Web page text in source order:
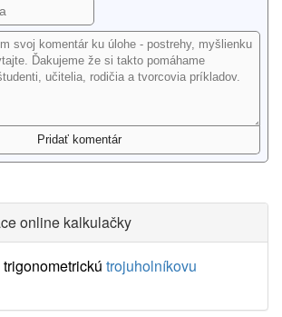
online kalkulačky
trojuholníkovu